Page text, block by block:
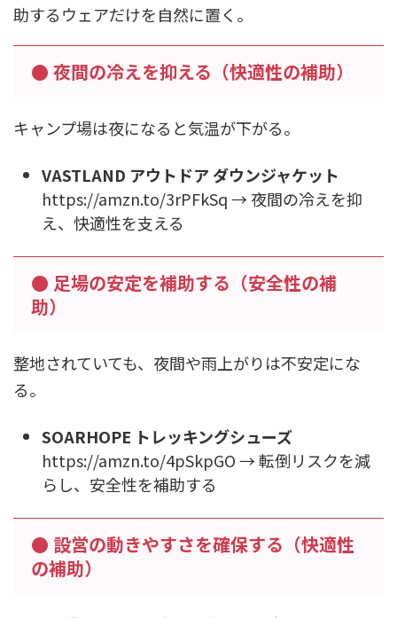
助するウェアだけを自然に置く。
● 夜間の冷えを抑える（快適性の補助）
キャンプ場は夜になると気温が下がる。
VASTLAND アウトドア ダウンジャケット
https://amzn.to/3rPFkSq → 夜間の冷えを抑
え、快適性を支える
● 足場の安定を補助する（安全性の補
助）
整地されていても、夜間や雨上がりは不安定にな
る。
SOARHOPE トレッキングシューズ
https://amzn.to/4pSkpGO → 転倒リスクを減
らし、安全性を補助する
● 設営の動きやすさを確保する（快適性
の補助）